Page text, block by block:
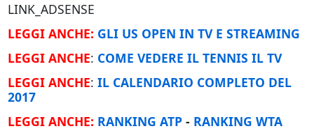
LINK_ADSENSE
LEGGI ANCHE: GLI US OPEN IN TV E STREAMING
LEGGI ANCHE: COME VEDERE IL TENNIS IL TV
LEGGI ANCHE: IL CALENDARIO COMPLETO DEL
2017
LEGGI ANCHE: RANKING ATP- RANKING WTA